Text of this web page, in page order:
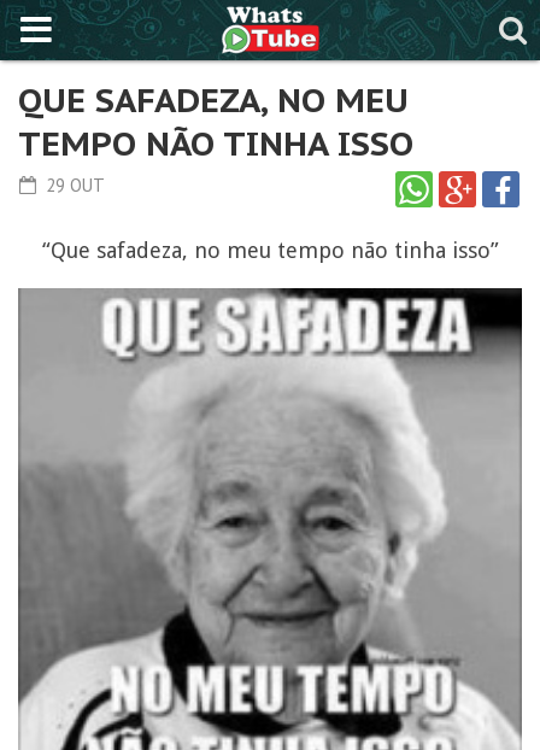
QUE SAFADEZA, NO MEU
TEMPO NÃO TINHA ISSO
29 OUT
“Que safadeza, no meu tempo não tinha isso”